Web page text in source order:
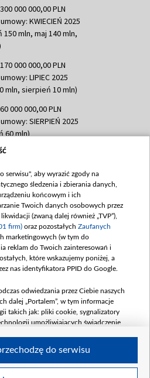
000 000,00 PLN
KWIECIEŃ 2025
mln, maj 140 mln,
000 000,00 PLN
LIPIEC 2025
mln, sierpień 10 mln)
000 000,00 PLN
SIERPIEŃ 2025
60 mln)
783 051,21 PLN
100 mln, październik 350
mln)
862 000,00 PLN
GRUDZIEŃ 2025
60,548 mln)
000 000,00 PLN
LUTY 2026 (wpłata
7 maja 180 mln, 8
000 000,00 PLN
serwisu", aby wyrazić zgody na
śledzenia i zbierania danych,
końcowym i ich
Twoich danych osobowych przez
(zwaną dalej również „TVP”),
firm) oraz pozostałych Zaufanych
marketingowych (w tym do
reklam do Twoich zainteresowań i
które wskazujemy poniżej, a
nas identyfikatora PPID do Google.
odwiedzania przez Ciebie naszych
dalej „Portalem”, w tym informacje
takich jak: pliki cookie, sygnalizatory
umożliwiających świadczenie
odwiedzania przez Ciebie
do serwisu